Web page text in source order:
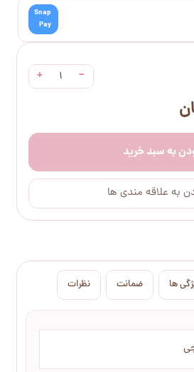
−
+
به سبد خرید
به علاقه مندی ها
Snap
Pay
ها ضمانت نظرات